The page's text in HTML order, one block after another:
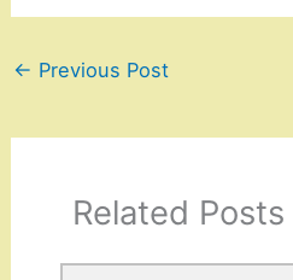
← Previous Post
Related Posts